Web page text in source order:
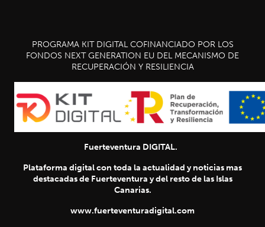
PROGRAMA KIT DIGITAL COFINANCIADO POR LOS
FONDOS NEXT GENERATION EU DEL MECANISMO DE
RECUPERACIÓN Y RESILIENCIA
Fuerteventura DIGITAL.
Plataforma digital con toda la actualidad y noticias mas
destacadas de Fuerteventura y del resto de las Islas
Canarias.
www.fuerteventuradigital.com